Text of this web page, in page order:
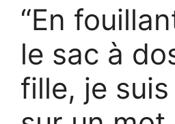
“En
le sac à
fille, je